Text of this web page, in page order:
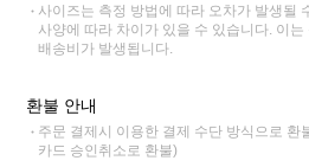
사이즈는 측정 방법에 따라 오차가 발생될
사양에 따라 차이가 있을 수 있습니다. 이는
배송비가 발생됩니다.
환불 안내
주문 결제시 이용한 결제 수단 방식으로 환
카드 승인취소로 환불)